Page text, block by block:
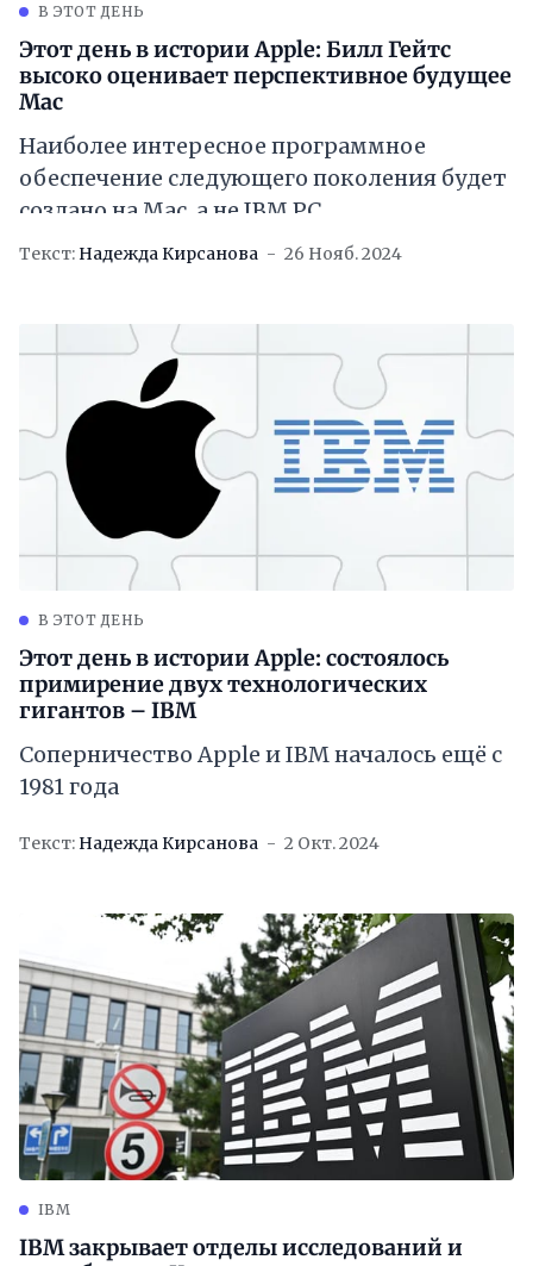
В ЭТОТ ДЕНЬ
Этот день в истории Apple: Билл Гейтс
высоко оценивает перспективное будущее
Mac
Наиболее интересное программное
обеспечение следующего поколения будет
создано на Mac, а не IBM PC
Текст: Надежда Кирсанова 26 Нояб. 2024
В ЭТОТ ДЕНЬ
Этот день в истории Apple: состоялось
примирение двух технологических
гигантов – IBM
Соперничество Apple и IBM началось ещё с
1981 года
Текст: Надежда Кирсанова 2 Окт. 2024
IBM
IBM закрывает отделы исследований и